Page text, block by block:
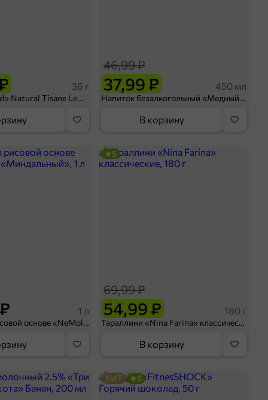
36 г
Чай «Greenfield» Natural Tisane Lemongrass & Schisandra, 20 пирамидок, 36 г
37,99 ₽
46,99 ₽
450 мл
Напиток безалкогольный «Медный Великан» Мохито-клубника, 450 мл
В корзину
1 л
Напиток на рисовой основе «NeMoloko» «Миндальный», 1 л
54,99 ₽
69,99 ₽
180 г
Тараллини «Nina Farina» классические, 180 г
5
В корзину
ХИТ 5